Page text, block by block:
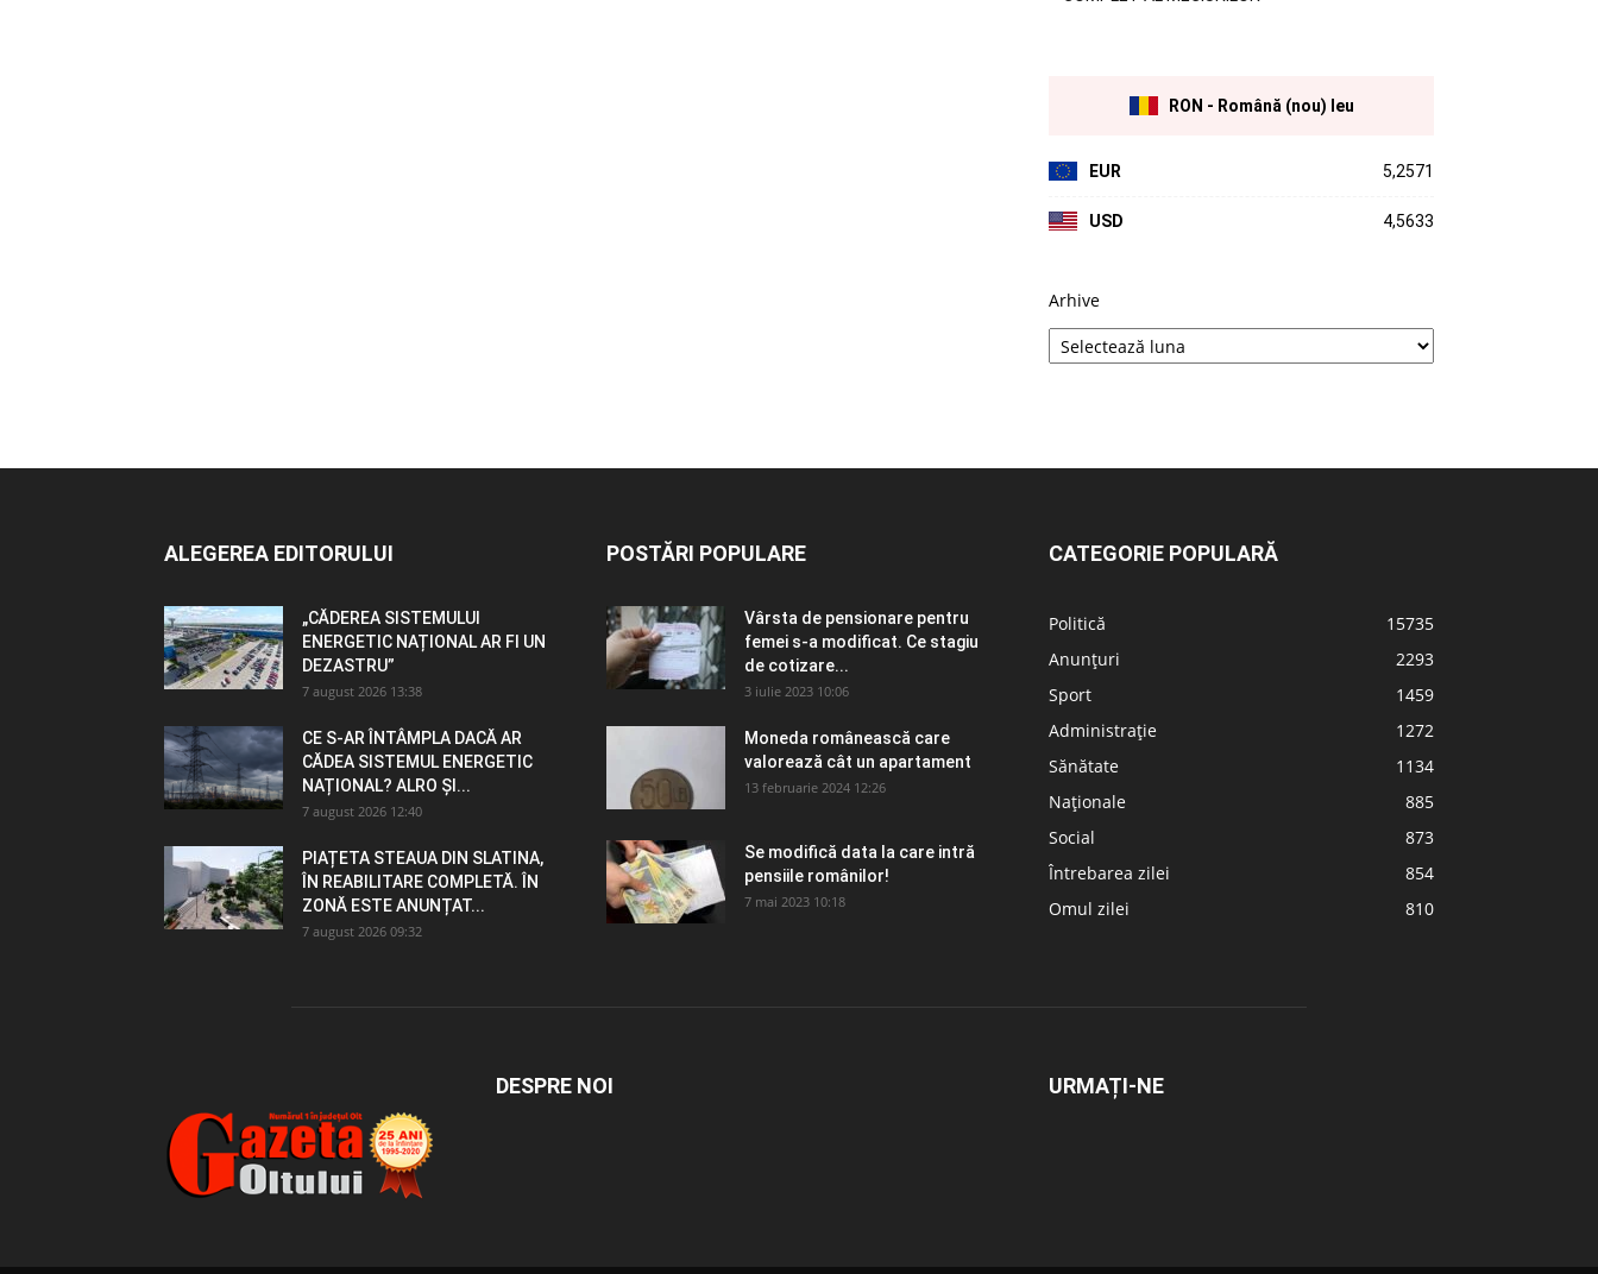
RON - Română (nou) leu
EUR 5,2571
USD 4,5633
Arhive
ALEGEREA EDITORULUI
„CĂDEREA SISTEMULUI
ENERGETIC NAȚIONAL AR FI UN
DEZASTRU”
7 august 2026 13:38
CE S-AR ÎNTÂMPLA DACĂ AR
CĂDEA SISTEMUL ENERGETIC
NAȚIONAL? ALRO ȘI...
7 august 2026 12:40
PIAȚETA STEAUA DIN SLATINA,
ÎN REABILITARE COMPLETĂ. ÎN
ZONĂ ESTE ANUNȚAT...
7 august 2026 09:32
POSTĂRI POPULARE
Vârsta de pensionare pentru
femei s-a modificat. Ce stagiu
de cotizare...
3 iulie 2023 10:06
Moneda românească care
valorează cât un apartament
13 februarie 2024 12:26
Se modifică data la care intră
pensiile românilor!
7 mai 2023 10:18
CATEGORIE POPULARĂ
Politică
15735
Anunțuri
2293
Sport
1459
Administrație
1272
Sănătate
1134
Naționale
885
Social
873
Întrebarea zilei
854
Omul zilei
810
DESPRE NOI URMAȚI-NE